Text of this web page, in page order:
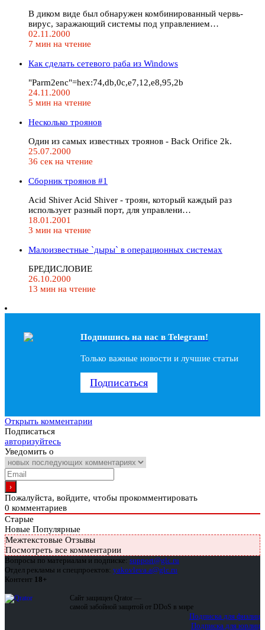
В диком виде был обнаружен комбинированный червь-
вирус, заражающий системы под управлением…
02.11.2000
7 мин на чтение
Как сделать сетевого раба из Windows
"Parm2enc"=hex:74,db,0c,e7,12,e8,95,2b
24.11.2000
5 мин на чтение
Несколько троянов
Один из самых известных троянов - Back Orifice 2k.
25.07.2000
36 сек на чтение
Сборник троянов #1
Acid Shiver Acid Shiver - троян, который каждый раз
использует разный порт, для управлени…
18.01.2001
3 мин на чтение
Малоизвестные `дыры` в операционных системах
БPЕДИСЛОВИЕ
26.10.2000
13 мин на чтение
Подпишись на наc в Telegram!
Только важные новости и лучшие статьи
Подписаться
Открыть комментарии
Подписаться
авторизуйтесь
Уведомить о
Пожалуйста, войдите, чтобы прокомментировать
0 комментариев
Старые
Новые Популярные
Межтекстовые Отзывы
Посмотреть все комментарии
Вопросы по материалам и подписке: support@glc.ru
Отдел рекламы и спецпроектов: yakovleva.a@glc.ru
Контент 18+
Сайт защищен Qrator —
самой забойной защитой от DDoS в мире
Подписка для физлиц
Подписка для юрлиц